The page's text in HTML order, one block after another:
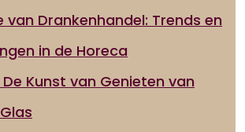
van Drankenhandel: Trends en
in de Horeca
Kunst van Genieten van